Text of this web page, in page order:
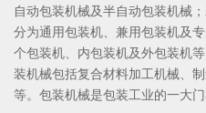
自动包装机械及半自动包装机械
分为通用包装机、兼用包装机及
个包装机、内包装机及外包装机
装机械包括复合材料加工机械、
等。包装机械是包装工业的一大